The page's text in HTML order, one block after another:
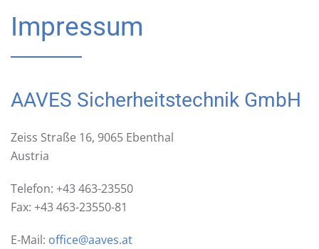
Impressum
AAVES Sicherheitstechnik GmbH
Zeiss Straße 16, 9065 Ebenthal
Austria
Telefon: +43 463-23550
Fax: +43 463-23550-81
E-Mail: office@aaves.at